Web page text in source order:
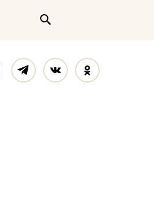
ТелеграмВконтакте